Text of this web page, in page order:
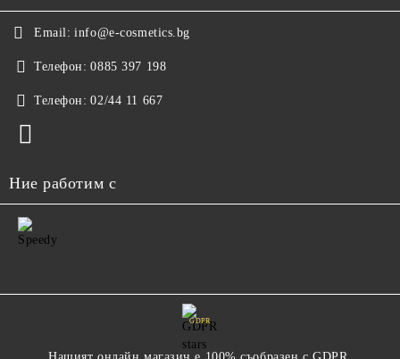
Email: info@e-cosmetics.bg
Телефон: 0885 397 198
Телефон: 02/44 11 667
Ние работим с
GDPR